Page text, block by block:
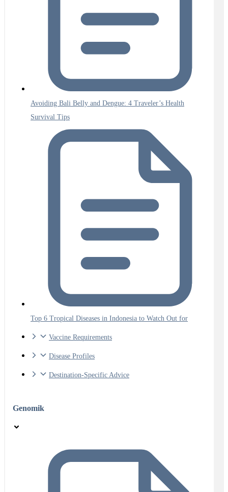
Avoiding Bali Belly and Dengue: 4 Traveler’s Health
Survival Tips
Top 6 Tropical Diseases in Indonesia to Watch Out for
Vaccine Requirements
Disease Profiles
Destination-Specific Advice
Genomik